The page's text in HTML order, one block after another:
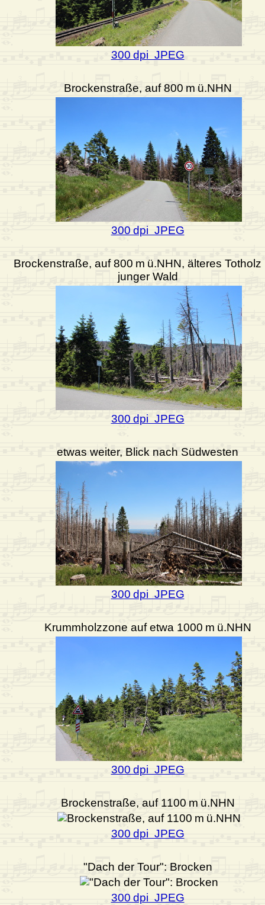
300 dpi JPEG
Brockenstraße, auf 800 m ü.NHN
300 dpi JPEG
Brockenstraße, auf 800 m ü.NHN, älteres Totholz
junger Wald
300 dpi JPEG
etwas weiter, Blick nach Südwesten
300 dpi JPEG
Krummholzzone auf etwa 1000 m ü.NHN
300 dpi JPEG
Brockenstraße, auf 1100 m ü.NHN
300 dpi JPEG
"Dach der Tour": Brocken
300 dpi JPEG